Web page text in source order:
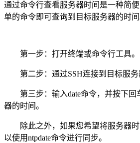
通过命令行查看服务器时间是一种简
单的命令即可查询到目标服务器的时间
第一步：打开终端或命令行工具。
第二步：通过SSH连接到目标服务
第三步：输入date命令，并按下回
器的时间。
除此之外，如果您希望将服务器时
以使用ntpdate命令进行同步。